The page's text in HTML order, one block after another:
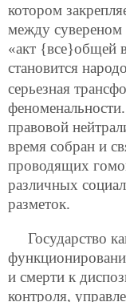
котором
между сувереном
«акт {все}общей
становится
серьезная
правовой
время собран и
проводящих
различных
разметок.
Государство
и смерти к
контроля,